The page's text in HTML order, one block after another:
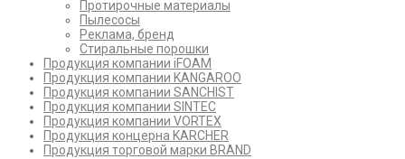
Протирочные материалы
Пылесосы
Реклама, бренд
Стиральные порошки
Продукция компании iFOAM
Продукция компании KANGAROO
Продукция компании SANCHIST
Продукция компании SINTEC
Продукция компании VORTEX
Продукция концерна KARCHER
Продукция торговой марки BRAND